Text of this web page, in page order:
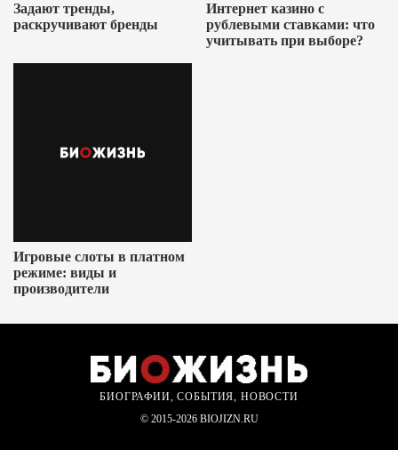
Задают тренды,
раскручивают бренды
Интернет казино с
рублевыми ставками: что
учитывать при выборе?
Игровые слоты в платном
режиме: виды и
производители
БИОГРАФИИ, СОБЫТИЯ, НОВОСТИ
© 2015-2026 BIOJIZN.RU